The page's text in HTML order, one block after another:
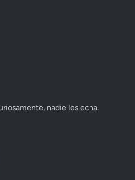
nadie les echa.